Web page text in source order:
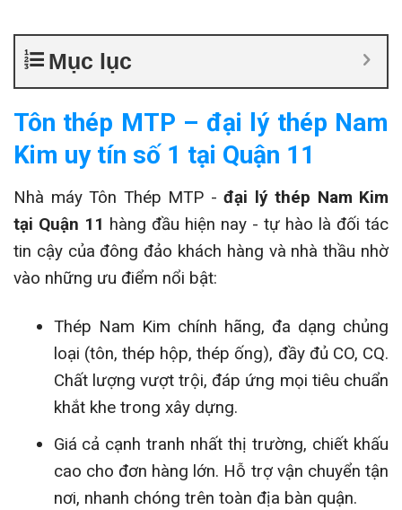
Mục lục
Tôn thép MTP – đại lý thép Nam
Kim uy tín số 1 tại Quận 11
Nhà máy Tôn Thép MTP - đại lý thép Nam Kim
tại Quận 11 hàng đầu hiện nay - tự hào là đối tác
tin cậy của đông đảo khách hàng và nhà thầu nhờ
vào những ưu điểm nổi bật:
Thép Nam Kim chính hãng, đa dạng chủng
loại (tôn, thép hộp, thép ống), đầy đủ CO, CQ.
Chất lượng vượt trội, đáp ứng mọi tiêu chuẩn
khắt khe trong xây dựng.
Giá cả cạnh tranh nhất thị trường, chiết khấu
cao cho đơn hàng lớn. Hỗ trợ vận chuyển tận
nơi, nhanh chóng trên toàn địa bàn quận.